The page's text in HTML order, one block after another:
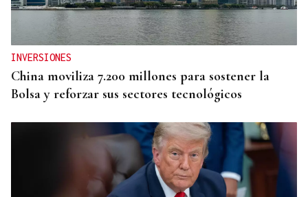
INVERSIONES
China moviliza 7.200 millones para sostener la
Bolsa y reforzar sus sectores tecnológicos